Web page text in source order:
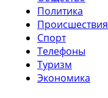
Политика
Происшествия
Спорт
Телефоны
Туризм
Экономика